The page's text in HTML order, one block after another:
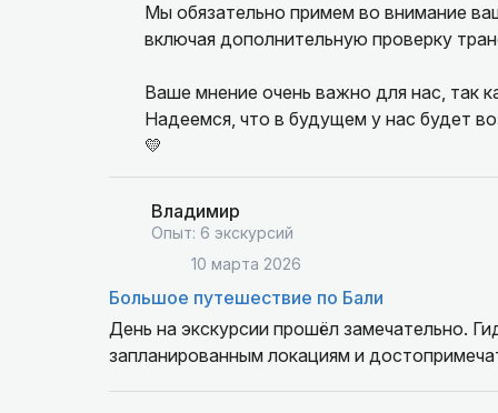
Мы обязательно примем во внимание
включая дополнительную проверку
Ваше мнение очень важно для нас, так
Надеемся, что в будущем у нас будет
💛
Владимир
Опыт: 6 экскурсий
10 марта 2026
Большое путешествие по Бали
День на экскурсии прошёл замечательно.
запланированным локациям и